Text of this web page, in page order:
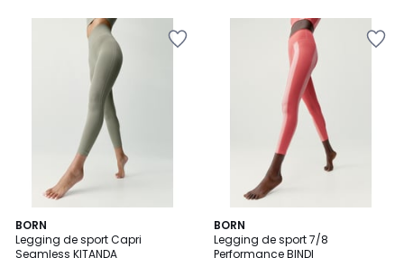
BORN
Legging de sport Capri
Seamless KITANDA
BORN
Legging de sport 7/8
Performance BINDI